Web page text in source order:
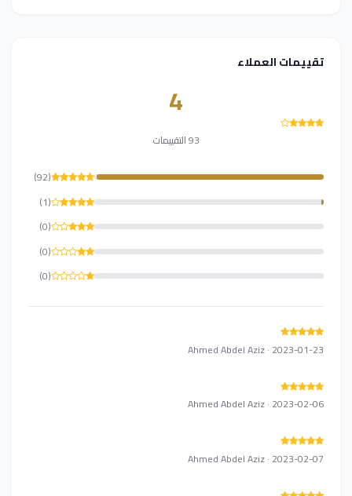
تقييمات العملاء
4
93 التقييمات
(92)
(1)
(0)
(0)
(0)
Ahmed Abdel Aziz · 2023-01-23
Ahmed Abdel Aziz · 2023-02-06
Ahmed Abdel Aziz · 2023-02-07